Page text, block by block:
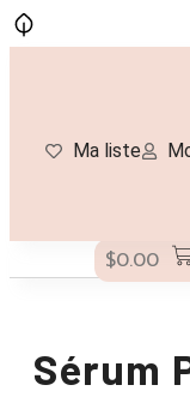
Ma liste
$0.00
Sérum